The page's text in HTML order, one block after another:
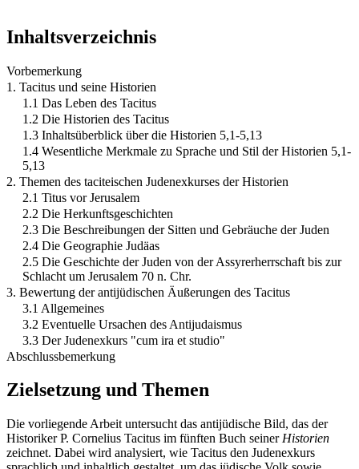
Inhaltsverzeichnis
Vorbemerkung
1. Tacitus und seine Historien
1.1 Das Leben des Tacitus
1.2 Die Historien des Tacitus
1.3 Inhaltsüberblick über die Historien 5,1-5,13
1.4 Wesentliche Merkmale zu Sprache und Stil der Historien 5,1-
5,13
2. Themen des taciteischen Judenexkurses der Historien
2.1 Titus vor Jerusalem
2.2 Die Herkunftsgeschichten
2.3 Die Beschreibungen der Sitten und Gebräuche der Juden
2.4 Die Geographie Judäas
2.5 Die Geschichte der Juden von der Assyrerherrschaft bis zur
Schlacht um Jerusalem 70 n. Chr.
3. Bewertung der antijüdischen Äußerungen des Tacitus
3.1 Allgemeines
3.2 Eventuelle Ursachen des Antijudaismus
3.3 Der Judenexkurs "cum ira et studio"
Abschlussbemerkung
Zielsetzung und Themen
Die vorliegende Arbeit untersucht das antijüdische Bild, das der
Historiker P. Cornelius Tacitus im fünften Buch seiner Historien
zeichnet. Dabei wird analysiert, wie Tacitus den Judenexkurs